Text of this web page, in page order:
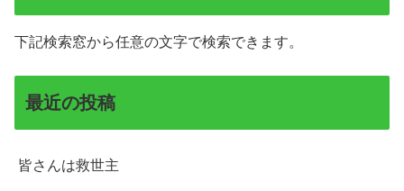
下記検索窓から任意の文字で検索できます。
最近の投稿
皆さんは救世主